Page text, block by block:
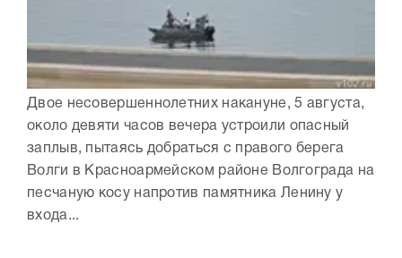
Двое несовершеннолетних накануне, 5 августа,
около девяти часов вечера устроили опасный
заплыв, пытаясь добраться с правого берега
Волги в Красноармейском районе Волгограда на
песчаную косу напротив памятника Ленину у
входа...